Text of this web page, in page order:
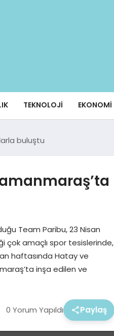
TEKNOLOJI EKONOMI
buluştu
Team Paribu, 23 Nisan
çok amaçlı spor tesislerinde,
haftasında Hatay ve
inşa edilen ve
0 Yorum Yapıldı Paylaş